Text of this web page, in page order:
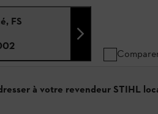
FS
à votre revendeur STIHL